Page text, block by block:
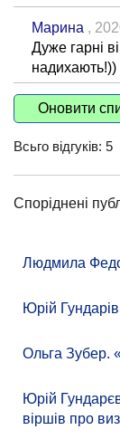
Марина ,
Дуже гарні
надихають!))
Оновити
Всьго відгуків: 5
Споріднені
Людмила
Юрій
Ольга Зубер.
Юрій
віршів про